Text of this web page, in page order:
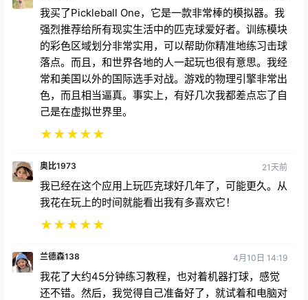
我买了Pickleball One，它是一款非常棒的模拟器。我
强烈推荐给所有现实生活中的匹克球爱好者。训练模块
的彩色区域划分非常实用，可以帮助你精准地练习击球
落点。而且，和世界各地的人一起玩也很有意思。我经
常和美国以外的国际选手对战。游戏的物理引擎非常出
色，而且相当逼真。事实上，有好几次我都差点忘了自
己是在虚拟世界里。
★★★★★
奥比1973 21天前
我已经在这个应用上玩匹克球好几年了，可能更久。从
我花在玩上的时间就能看出我有多喜欢它！
★★★★★
兰德森138 4月10日 14:19
我花了大约45分钟练习教程，也对着机器打球，感觉
还不错。然后，我觉得自己准备好了，就试着和电脑对